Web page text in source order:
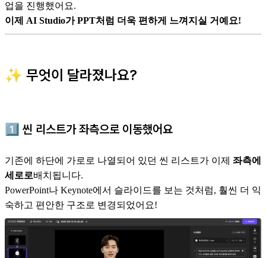
업을 진행했어요.
이제 AI Studio가 PPT처럼 더욱 편하게 느껴지실 거예요!
✨ 무엇이 달라졌나요?
1️⃣ 씬 리스트가 좌측으로 이동했어요
기존에 하단에 가로로 나열되어 있던 씬 리스트가 이제 좌측에
세로로배치됩니다.
PowerPoint나 Keynote에서 슬라이드를 보는 것처럼, 훨씬 더 익
숙하고 편안한 구조로 변경되었어요!